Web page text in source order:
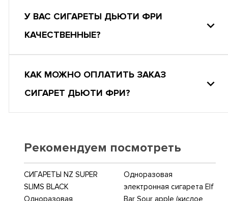
У ВАС СИГАРЕТЫ ДЬЮТИ ФРИ
КАЧЕСТВЕННЫЕ?
КАК МОЖНО ОПЛАТИТЬ ЗАКАЗ
СИГАРЕТ ДЬЮТИ ФРИ?
Рекомендуем посмотреть
СИГАРЕТЫ NZ SUPER
SLIMS BLACK
Одноразовая
Одноразовая
электронная сигарета Elf
Bar Sour apple (кислое